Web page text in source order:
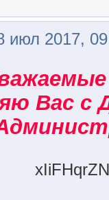
июл 2017,
Вас с